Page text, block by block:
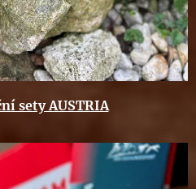
sety AUSTRIA